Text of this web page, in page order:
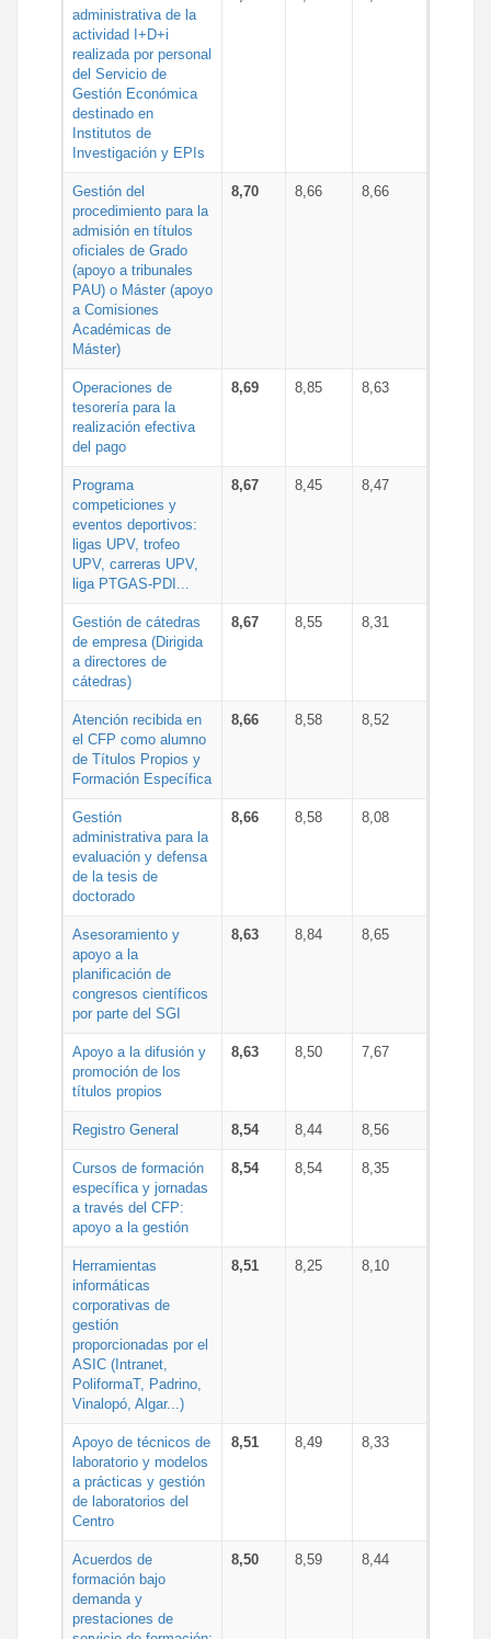
administrativa de la
actividad I+D+i
realizada por personal
del Servicio de
Gestión Económica
destinado en
Institutos de
Investigación y EPIs
Gestión del
procedimiento para la
admisión en títulos
oficiales de Grado
(apoyo a tribunales
PAU) o Máster (apoyo
a Comisiones
Académicas de
Máster)
8,70 8,66 8,66
Operaciones de
tesorería para la
realización efectiva
del pago
8,69 8,85 8,63
Programa
competiciones y
eventos deportivos:
ligas UPV, trofeo
UPV, carreras UPV,
liga PTGAS-PDI...
8,67 8,45 8,47
Gestión de cátedras
de empresa (Dirigida
a directores de
cátedras)
8,67 8,55 8,31
Atención recibida en
el CFP como alumno
de Títulos Propios y
Formación Específica
8,66 8,58 8,52
Gestión
administrativa para la
evaluación y defensa
de la tesis de
doctorado
8,66 8,58 8,08
Asesoramiento y
apoyo a la
planificación de
congresos científicos
por parte del SGI
8,63 8,84 8,65
Apoyo a la difusión y
promoción de los
títulos propios
8,63 8,50 7,67
Registro General 8,54 8,44 8,56
Cursos de formación
específica y jornadas
a través del CFP:
apoyo a la gestión
8,54 8,54 8,35
Herramientas
informáticas
corporativas de
gestión
proporcionadas por el
ASIC (Intranet,
PoliformaT, Padrino,
Vinalopó, Algar...)
8,51 8,25 8,10
Apoyo de técnicos de
laboratorio y modelos
a prácticas y gestión
de laboratorios del
Centro
8,51 8,49 8,33
Acuerdos de
formación bajo
demanda y
prestaciones de
8,50 8,59 8,44